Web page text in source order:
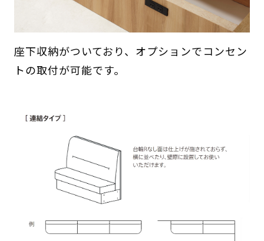
座下収納がついており、オプションでコンセン
トの取付が可能です。